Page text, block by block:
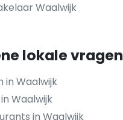
Waalwijk
lokale vragen
in Waalwijk
Waalwijk
in Waalwijk